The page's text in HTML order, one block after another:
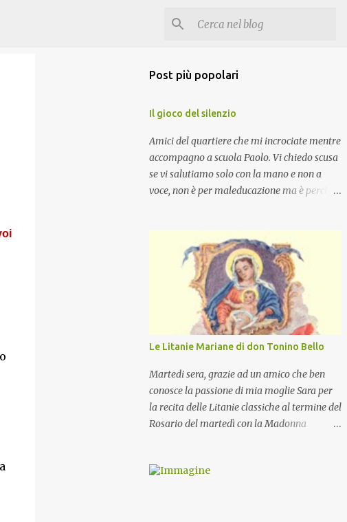
Post più popolari
Il gioco del silenzio
Amici del quartiere che mi incrociate mentre
accompagno a scuola Paolo. Vi chiedo scusa
se vi salutiamo solo con la mano e non a
voce, non è per maleducazione ma è perché
Le Litanie Mariane di don Tonino Bello
Martedi sera, grazie ad un amico che ben
conosce la passione di mia moglie Sara per
la recita delle Litanie classiche al termine del
Rosario del martedì con la Madonna
ritmate sulle invocazioni del Vescovo don